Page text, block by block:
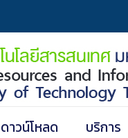
ดาวน์โหลด บริการ